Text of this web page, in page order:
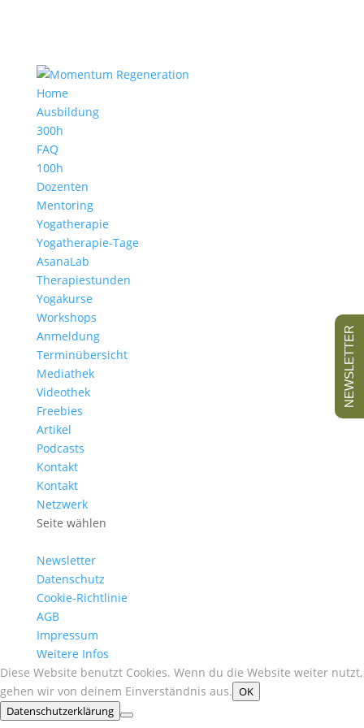
Home
Ausbildung
300h
FAQ
100h
Dozenten
Mentoring
Yogatherapie
Yogatherapie-Tage
AsanaLab
Therapiestunden
Yogakurse
Workshops
Anmeldung
Terminübersicht
Mediathek
Videothek
Freebies
Artikel
Podcasts
Kontakt
Kontakt
Netzwerk
Seite wählen
Newsletter
Datenschutz
Cookie-Richtlinie
AGB
Impressum
Weitere Infos
NEWSLETTER
Diese Website benutzt Cookies. Wenn du die Website weiter nutzt,
gehen wir von deinem Einverständnis aus. OK
Datenschutzerklärung